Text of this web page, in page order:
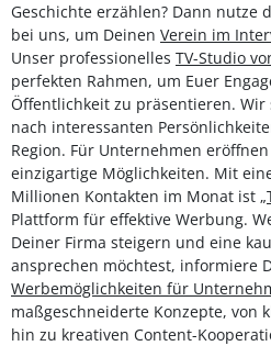
Geschichte erzählen? Dann nutze
bei uns, um Deinen Verein im
Unser professionelles TV-Studio
perfekten Rahmen, um Euer
Öffentlichkeit zu präsentieren.
nach interessanten
Region. Für Unternehmen
einzigartige Möglichkeiten. Mit
Millionen Kontakten im Monat ist
Plattform für effektive Werbung.
Deiner Firma steigern und eine
ansprechen möchtest, informiere
Werbemöglichkeiten für
maßgeschneiderte Konzepte, von
hin zu kreativen Content-